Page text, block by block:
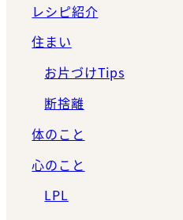
レシピ紹介
住まい
お片づけTips
断捨離
体のこと
心のこと
LPL